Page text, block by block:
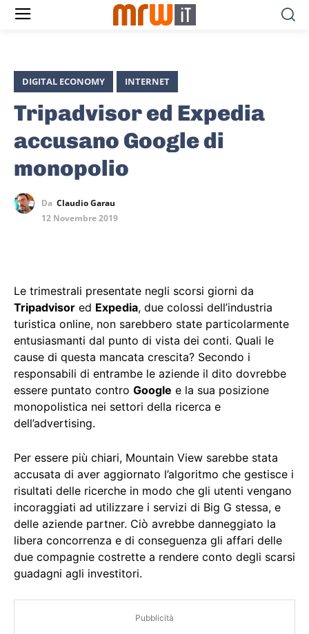
DIGITAL ECONOMY INTERNET
Tripadvisor ed Expedia
accusano Google di
monopolio
Da Claudio Garau
12 Novembre 2019
Le trimestrali presentate negli scorsi giorni da
Tripadvisor ed Expedia, due colossi dell’industria
turistica online, non sarebbero state particolarmente
entusiasmanti dal punto di vista dei conti. Quali le
cause di questa mancata crescita? Secondo i
responsabili di entrambe le aziende il dito dovrebbe
essere puntato contro Google e la sua posizione
monopolistica nei settori della ricerca e
dell’advertising.
Per essere più chiari, Mountain View sarebbe stata
accusata di aver aggiornato l’algoritmo che gestisce i
risultati delle ricerche in modo che gli utenti vengano
incoraggiati ad utilizzare i servizi di Big G stessa, e
delle aziende partner. Ciò avrebbe danneggiato la
libera concorrenza e di conseguenza gli affari delle
due compagnie costrette a rendere conto degli scarsi
guadagni agli investitori.
Pubblicità